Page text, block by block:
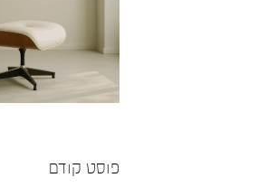
פוסט קודם